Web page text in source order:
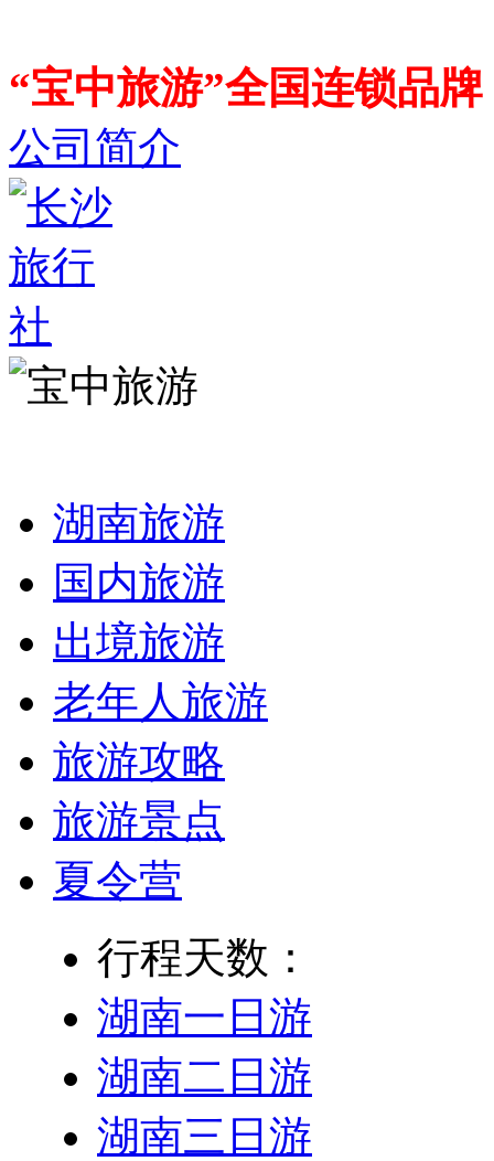
“宝中旅游”全国连锁品
公司简介
湖南旅游
国内旅游
出境旅游
老年人旅游
旅游攻略
旅游景点
夏令营
行程天数：
湖南一日游
湖南二日游
湖南三日游